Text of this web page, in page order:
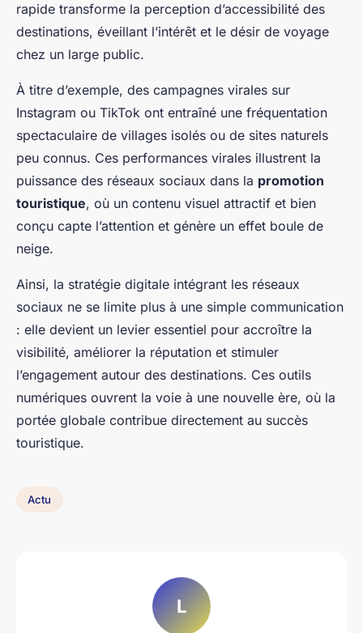
rapide transforme la perception d’accessibilité des
destinations, éveillant l’intérêt et le désir de voyage
chez un large public.
À titre d’exemple, des campagnes virales sur
Instagram ou TikTok ont entraîné une fréquentation
spectaculaire de villages isolés ou de sites naturels
peu connus. Ces performances virales illustrent la
puissance des réseaux sociaux dans la promotion
touristique, où un contenu visuel attractif et bien
conçu capte l’attention et génère un effet boule de
neige.
Ainsi, la stratégie digitale intégrant les réseaux
sociaux ne se limite plus à une simple communication
: elle devient un levier essentiel pour accroître la
visibilité, améliorer la réputation et stimuler
l’engagement autour des destinations. Ces outils
numériques ouvrent la voie à une nouvelle ère, où la
portée globale contribue directement au succès
touristique.
Actu
L